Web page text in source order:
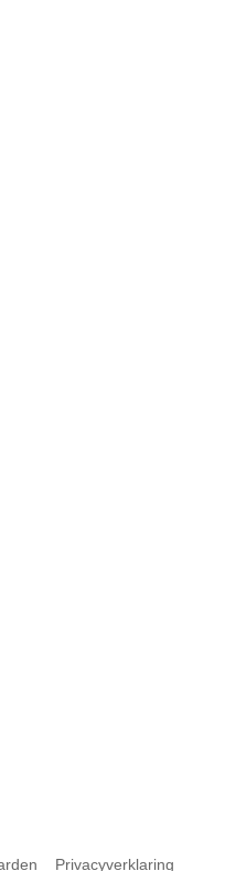
Privacyverklaring